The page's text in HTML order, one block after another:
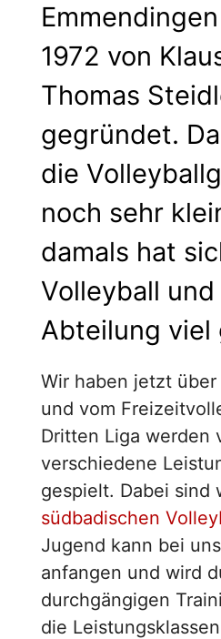
1972 von
Thomas
gegründet.
die
noch sehr
damals hat
Volleyball
Abteilung viel
Wir haben jetzt
und vom
Dritten Liga werden
verschiedene
gespielt. Dabei sind
südbadischen
Jugend kann bei
anfangen und wird
durchgängigen
die